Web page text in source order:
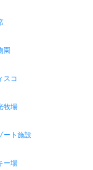
園
スコ
牧場
ート施設
ー場